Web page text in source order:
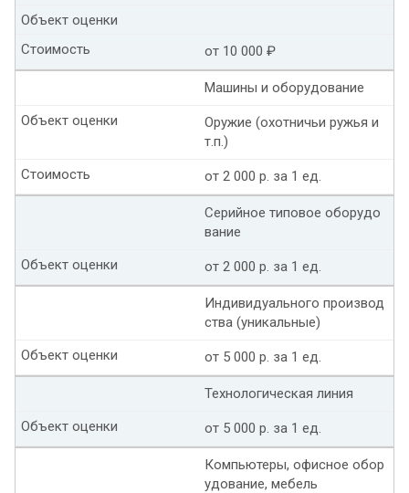
Объект оценки
от 10 000 ₽
Стоимость
Машины и оборудование
Оружие (охотничьи ружья и
т.п.)
Объект оценки
от 2 000 р. за 1 ед.
Стоимость
Серийное типовое оборудо
вание
от 2 000 р. за 1 ед.
Объект оценки
Индивидуального производ
ства (уникальные)
от 5 000 р. за 1 ед.
Объект оценки
Технологическая линия
от 5 000 р. за 1 ед.
Объект оценки
Компьютеры, офисное обор
удование, мебель